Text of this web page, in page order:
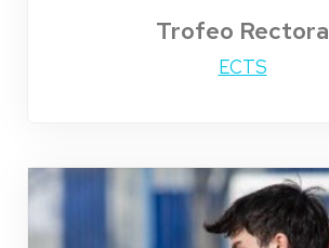
Trofeo Rectora
ECTS